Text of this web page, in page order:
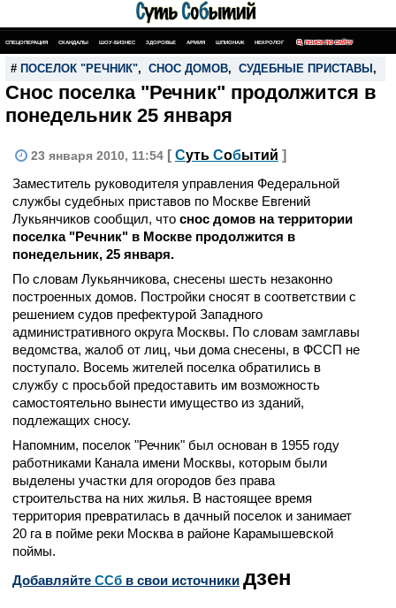
СПЕЦОПЕРАЦИЯ СКАНДАЛЫ ШОУ-БИЗНЕС ЗДОРОВЬЕ АРМИЯ ШПИОНАЖ НЕКРОЛОГ ПОИСК ПО САЙТУ
# ПОСЕЛОК "РЕЧНИК", СНОС ДОМОВ, СУДЕБНЫЕ ПРИСТАВЫ ,
Снос поселка "Речник" продолжится в
понедельник 25 января
23 января 2010, 11:54 [ Суть Событий ]
Заместитель руководителя управления Федеральной
службы судебных приставов по Москве Евгений
Лукьянчиков сообщил, что снос домов на территории
поселка "Речник" в Москве продолжится в
понедельник, 25 января.
По словам Лукьянчикова, снесены шесть незаконно
построенных домов. Постройки сносят в соответствии с
решением судов префектурой Западного
административного округа Москвы. По словам замглавы
ведомства, жалоб от лиц, чьи дома снесены, в ФССП не
поступало. Восемь жителей поселка обратились в
службу с просьбой предоставить им возможность
самостоятельно вынести имущество из зданий,
подлежащих сносу.
Напомним, поселок "Речник" был основан в 1955 году
работниками Канала имени Москвы, которым были
выделены участки для огородов без права
строительства на них жилья. В настоящее время
территория превратилась в дачный поселок и занимает
20 га в пойме реки Москва в районе Карамышевской
поймы.
Добавляйте CСб в свои источники дзен